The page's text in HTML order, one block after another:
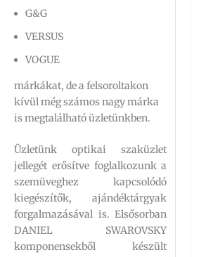
G&G
VERSUS
VOGUE
márkákat, de a felsoroltakon
kívül még számos nagy márka
is megtalálható üzletünkben.
Üzletünk optikai szaküzlet
jellegét erősítve foglalkozunk a
szemüveghez kapcsolódó
kiegészítők, ajándéktárgyak
forgalmazásával is. Elsősorban
DANIEL SWAROVSKY
komponensekből készült